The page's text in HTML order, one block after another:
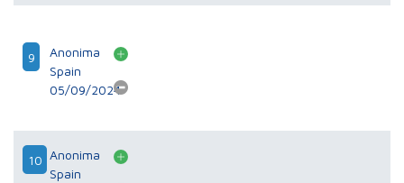
9
Anonima
Spain
05/09/2024
10 Anonima
Spain